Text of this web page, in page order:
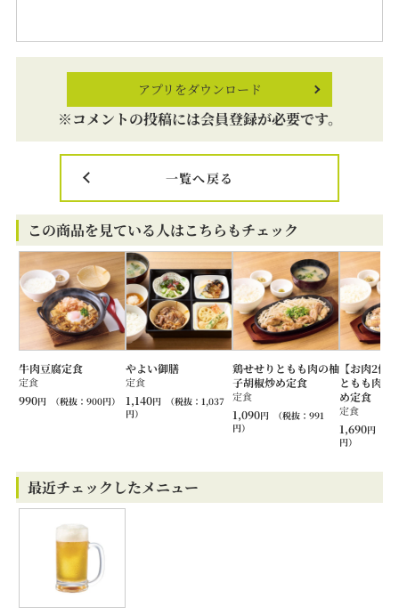
アプリをダウンロード
※コメントの投稿には会員登録が必要です。
一覧へ戻る
この商品を見ている人はこちらもチェック
牛肉豆腐定食
定食
990円 （税抜：900円）
やよい御膳
定食
1,140円 （税抜：1,037
円）
鶏せせりともも肉の柚
子胡椒炒め定食
定食
1,090円 （税抜：991
円）
【お肉2倍
ともも肉の
め定食
定食
1,690円
円）
最近チェックしたメニュー